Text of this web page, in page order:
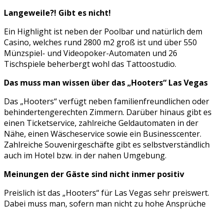
Langeweile?! Gibt es nicht!
Ein Highlight ist neben der Poolbar und natürlich dem
Casino, welches rund 2800 m2 groß ist und über 550
Münzspiel- und Videopoker-Automaten und 26
Tischspiele beherbergt wohl das Tattoostudio.
Das muss man wissen über das „Hooters“ Las Vegas
Das „Hooters“ verfügt neben familienfreundlichen oder
behindertengerechten Zimmern. Darüber hinaus gibt es
einen Ticketservice, zahlreiche Geldautomaten in der
Nähe, einen Wäscheservice sowie ein Businesscenter.
Zahlreiche Souvenirgeschäfte gibt es selbstverständlich
auch im Hotel bzw. in der nahen Umgebung.
Meinungen der Gäste sind nicht inmer positiv
Preislich ist das „Hooters“ für Las Vegas sehr preiswert.
Dabei muss man, sofern man nicht zu hohe Ansprüche